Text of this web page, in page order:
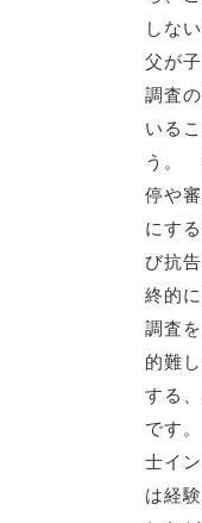
しな
父が
調査
いる
う。
停や
にす
び抗
終的
調査
的難
する
です
士イ
は経